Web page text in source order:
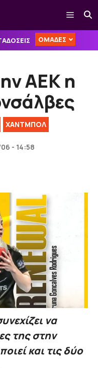
Μενού
ΟΜΑΔΕΣ
ΑΕΚ η
ΧΑΝΤΜΠΟΛ
- 14:58
να
της στην
και τις δύο